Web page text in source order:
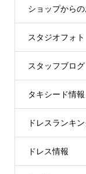
ショップから
スタジオフォト
スタッフブログ
タキシード情報
ドレスランキ
ドレス情報